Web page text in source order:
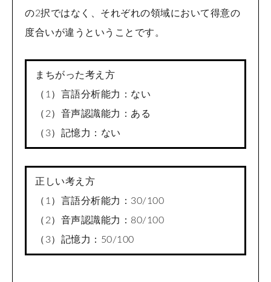
の2択ではなく、それぞれの領域において得意の
度合いが違うということです。
まちがった考え方
（1）言語分析能力：ない
（2）音声認識能力：ある
（3）記憶力：ない
正しい考え方
（1）言語分析能力：30/100
（2）音声認識能力：80/100
（3）記憶力：50/100